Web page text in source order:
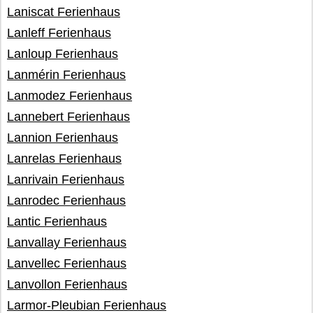
Laniscat Ferienhaus
Lanleff Ferienhaus
Lanloup Ferienhaus
Lanmérin Ferienhaus
Lanmodez Ferienhaus
Lannebert Ferienhaus
Lannion Ferienhaus
Lanrelas Ferienhaus
Lanrivain Ferienhaus
Lanrodec Ferienhaus
Lantic Ferienhaus
Lanvallay Ferienhaus
Lanvellec Ferienhaus
Lanvollon Ferienhaus
Larmor-Pleubian Ferienhaus